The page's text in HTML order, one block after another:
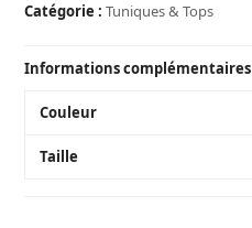
Catégorie : Tuniques & Tops
Informations complémentaires
Couleur
Taille